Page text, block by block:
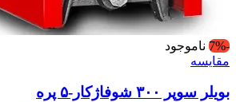
-7%
ناموجود
مقایسه
بویلر سوپر ۳۰۰ شوفاژکار-۵ پره